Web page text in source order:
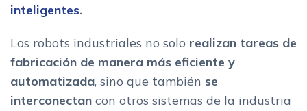
inteligentes.
Los robots industriales no solo realizan tareas de
fabricación de manera más eficiente y
automatizada, sino que también se
interconectan con otros sistemas de la industria